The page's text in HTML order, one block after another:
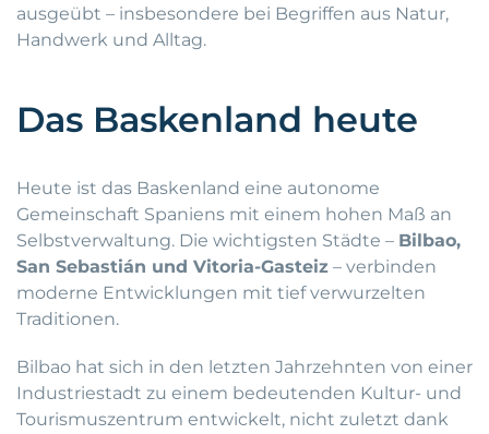
ausgeübt – insbesondere bei Begriffen aus Natur,
Handwerk und Alltag.
Das Baskenland heute
Heute ist das Baskenland eine autonome
Gemeinschaft Spaniens mit einem hohen Maß an
Selbstverwaltung. Die wichtigsten Städte – Bilbao,
San Sebastián und Vitoria-Gasteiz – verbinden
moderne Entwicklungen mit tief verwurzelten
Traditionen.
Bilbao hat sich in den letzten Jahrzehnten von einer
Industriestadt zu einem bedeutenden Kultur- und
Tourismuszentrum entwickelt, nicht zuletzt dank